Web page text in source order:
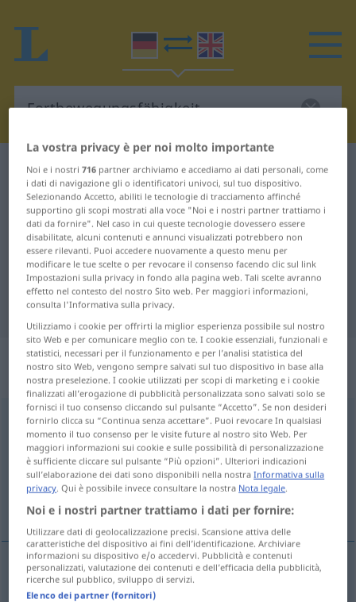
Dizionario Tedesco-Inglese
Fortbewegungsfähigkeit
Traduzione Tedesco-Inglese per
"Fortbewegungsfähigkeit"
"Fortbewegungsfähigkeit"
traduzione Inglese
„Fortbewegungsfähigkeit“:
Femininum
Fortbewegungsfähigkeitf
Panoramica di tutte le traduzion
(Fai clic sulla/Tocca traduzione per maggiori dettagli)
locomotive power
locomotive power Fortbewegungsfähigkeit
La vostra privacy è per noi molto importante
Noi e i nostri716 partner archiviamo e accediamo ai dati personali, come
i dati di navigazione gli o identificatori univoci, sul tuo dispositivo.
Selezionando Accetto, abiliti le tecnologie di tracciamento affinché
supportino gli scopi mostrati alla voce "Noi e i nostri partner trattiamo i
dati da fornire". Nel caso in cui queste tecnologie dovessero essere
disabilitate, alcuni contenuti e annunci visualizzati potrebbero non
essere rilevanti. Puoi accedere nuovamente a questo menu per
modificare le tue scelte o per revocare il consenso facendo clic sul link
Impostazioni sulla privacy in fondo alla pagina web. Tali scelte avranno
effetto nel contesto del nostro Sito web. Per maggiori informazioni,
consulta l'Informativa sulla privacy.
Utilizziamo i cookie per offrirti la miglior esperienza possibile sul nostro
sito Web e per comunicare meglio con te. I cookie essenziali, funzionali e
statistici, necessari per il funzionamento e per l’analisi statistica del
nostro sito Web, vengono sempre salvati sul tuo dispositivo in base alla
nostra preselezione. I cookie utilizzati per scopi di marketing e i cookie
finalizzati all’erogazione di pubblicità personalizzata sono salvati solo se
fornisci il tuo consenso cliccando sul pulsante “Accetto”. Se non desideri
fornirlo clicca su “Continua senza accettare”. Puoi revocare In qualsiasi
momento il tuo consenso per le visite future al nostro sito Web. Per
maggiori informazioni sui cookie e sulle possibilità di personalizzazione
è sufficiente cliccare sul pulsante “Più opzioni”. Ulteriori indicazioni
sull’elaborazione dei dati sono disponibili nella nostraInformativa sulla
privacy. Qui è possibile invece consultare la nostra Nota legale.
Noi e i nostri partner trattiamo i dati per fornire:
Utilizzare dati di geolocalizzazione precisi. Scansione attiva delle
caratteristiche del dispositivo ai fini dell’identificazione. Archiviare
informazioni su dispositivo e/o accedervi. Pubblicità e contenuti
personalizzati, valutazione dei contenuti e dell’efficacia della pubblicità,
ricerche sul pubblico, sviluppo di servizi.
Elenco dei partner (fornitori)